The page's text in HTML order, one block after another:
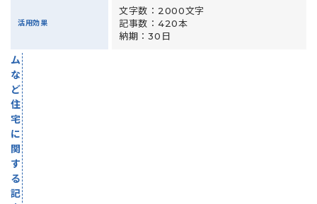
ォ
ム
な
ど
住
宅
に
関
す
る
記
活用効果
文字数：2000文字
記事数：420本
納期：30日